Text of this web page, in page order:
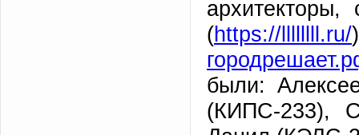
(https://llllllll.ru/
были:
(КИПС-233),